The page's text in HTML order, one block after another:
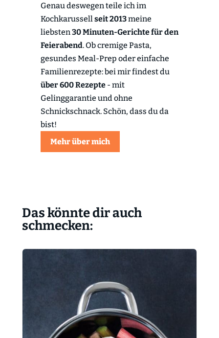
Genau deswegen teile ich im
Kochkarussellseit 2013meine
liebsten30 Minuten-Gerichte für den
Feierabend. Ob cremige Pasta,
gesundes Meal-Prep oder einfache
Familienrezepte: bei mir findest du
über 600 Rezepte- mit
Gelinggarantie und ohne
Schnickschnack. Schön, dass du da
bist!
Mehr über mich
Das könnte dir auch
schmecken: